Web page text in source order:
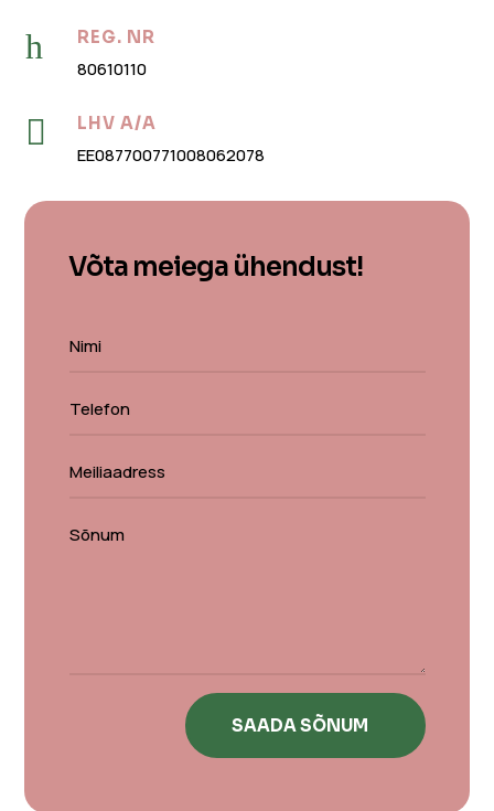
h REG. NR
80610110
 LHV A/A
EE087700771008062078
Võta meiega ühendust!
SAADA SÕNUM